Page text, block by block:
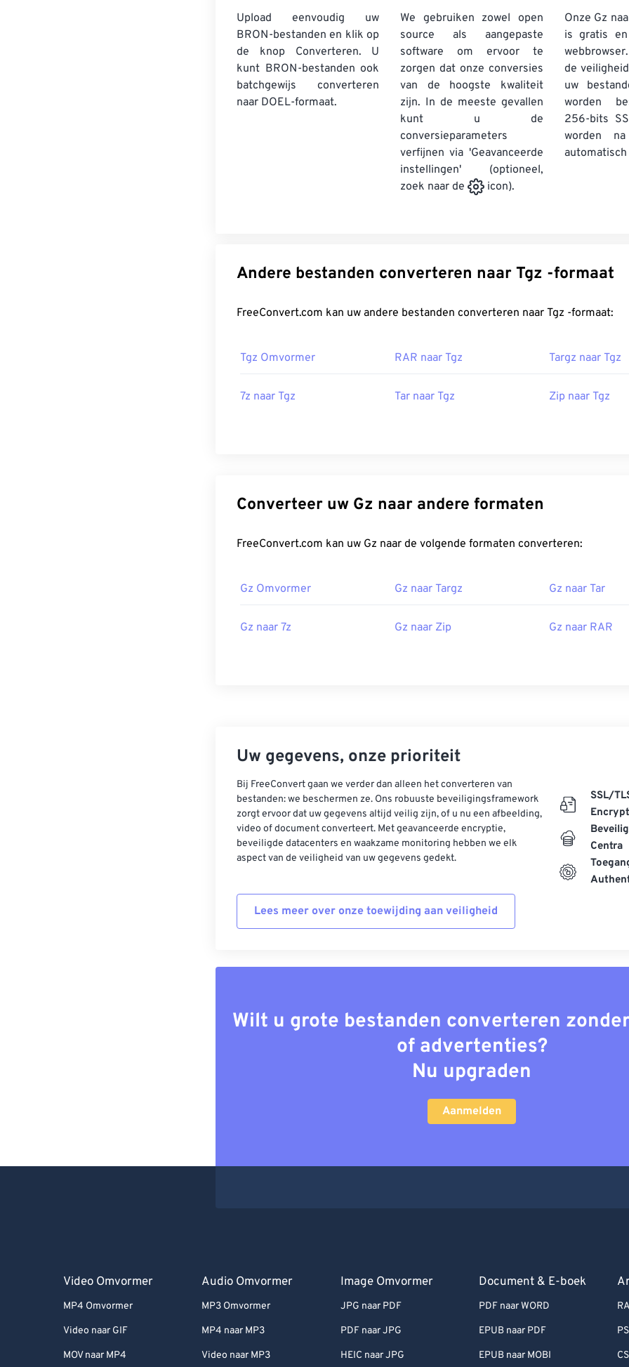
Upload eenvoudig uw
BRON-bestanden en klik op
de knop Converteren. U
kunt BRON-bestanden ook
batchgewijs converteren
naar DOEL-formaat.
We gebruiken zowel open
source als aangepaste
software om ervoor te
zorgen dat onze conversies
van de hoogste kwaliteit
zijn. In de meeste gevallen
kunt u de
conversieparameters
verfijnen via 'Geavanceerde
instellingen' (optioneel,
zoek naar de
icon).
Onze Gz
is gratis
de
uw
worden
256-bits
worden
Andere bestanden converteren naar Tgz -formaat
FreeConvert.com kan uw andere bestanden converteren naar Tgz -formaat:
Tgz Omvormer RAR naar Tgz Targz naar Tgz
7z naar Tgz Tar naar Tgz Zip naar Tgz
Converteer uw Gz naar andere formaten
FreeConvert.com kan uw Gz naar de volgende formaten converteren:
Gz Omvormer Gz naar Targz Gz naar Tar
Gz naar 7z Gz naar Zip Gz naar RAR
Uw gegevens, onze prioriteit
Bij FreeConvert gaan we verder dan alleen het converteren van
bestanden: we beschermen ze. Ons robuuste beveiligingsframework
zorgt ervoor dat uw gegevens altijd veilig zijn, of u nu een afbeelding,
video of document converteert. Met geavanceerde encryptie,
beveiligde datacenters en waakzame monitoring hebben we elk
aspect van de veiligheid van uw gegevens gedekt.
Lees meer over onze toewijding aan veiligheid
SSL/
Centra
Wilt u grote bestanden converteren
of advertenties?
Nu upgraden
Aanmelden
Video Omvormer
MP4 Omvormer
Video naar GIF
MOV naar MP4
Audio Omvormer
MP3 Omvormer
MP4 naar MP3
Video naar MP3
Image Omvormer
JPG naar PDF
PDF naar JPG
HEIC naar JPG
Document & E-boek
PDF naar WORD
EPUB naar PDF
EPUB naar MOBI